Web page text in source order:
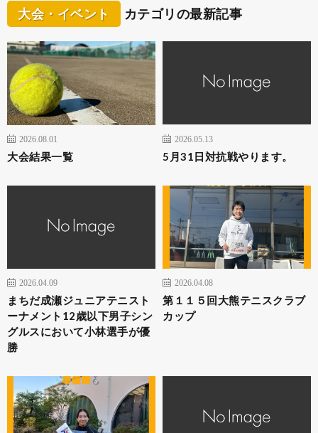
大会・イベント カテゴリの最新記事
2026.08.01
大会結果一覧
2026.05.13
5月31日対抗戦やります。
2026.04.09
まちだ成瀬ジュニアテニスト
ーナメント12歳以下男子シン
グルスにおいて小林選手が優
勝
2026.04.08
第１１５回大熊テニスクラブ
カップ